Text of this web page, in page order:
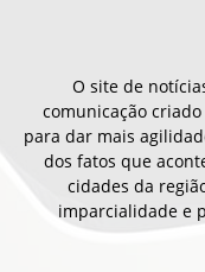
O site de
comunicação
para dar mais
dos fatos que
cidades da
imparcialidade e